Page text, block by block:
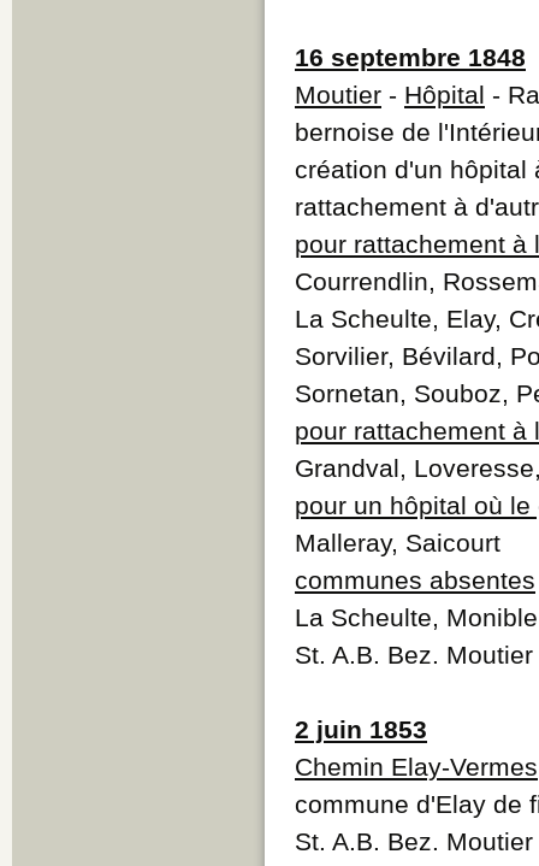
16 septembre 1848
Moutier - Hôpital -
bernoise de
création d'un hôpital
rattachement à
pour rattachement à
Courrendlin,
La Scheulte, Elay,
Sorvilier, Bévilard,
Sornetan, Souboz,
pour rattachement à
Grandval,
pour un hôpital où
Malleray, Saicourt
communes absentes
La Scheulte, Monible
St. A.B. Bez.
2 juin 1853
Chemin Elay-Vermes
commune d'Elay de
St. A.B. Bez.